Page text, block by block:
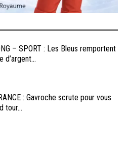
– SPORT : Les Bleus remportent
d’argent...
: Gavroche scrute pour vous
tour...